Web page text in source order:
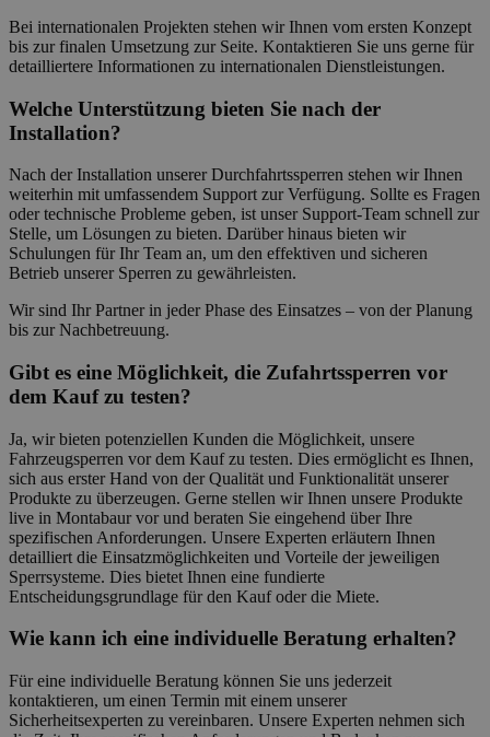
Bei internationalen Projekten stehen wir Ihnen vom ersten Konzept
bis zur finalen Umsetzung zur Seite. Kontaktieren Sie uns gerne für
detailliertere Informationen zu internationalen Dienstleistungen.
Welche Unterstützung bieten Sie nach der
Installation?
Nach der Installation unserer Durchfahrtssperren stehen wir Ihnen
weiterhin mit umfassendem Support zur Verfügung. Sollte es Fragen
oder technische Probleme geben, ist unser Support-Team schnell zur
Stelle, um Lösungen zu bieten. Darüber hinaus bieten wir
Schulungen für Ihr Team an, um den effektiven und sicheren
Betrieb unserer Sperren zu gewährleisten.
Wir sind Ihr Partner in jeder Phase des Einsatzes – von der Planung
bis zur Nachbetreuung.
Gibt es eine Möglichkeit, die Zufahrtssperren vor
dem Kauf zu testen?
Ja, wir bieten potenziellen Kunden die Möglichkeit, unsere
Fahrzeugsperren vor dem Kauf zu testen. Dies ermöglicht es Ihnen,
sich aus erster Hand von der Qualität und Funktionalität unserer
Produkte zu überzeugen. Gerne stellen wir Ihnen unsere Produkte
live in Montabaur vor und beraten Sie eingehend über Ihre
spezifischen Anforderungen. Unsere Experten erläutern Ihnen
detailliert die Einsatzmöglichkeiten und Vorteile der jeweiligen
Sperrsysteme. Dies bietet Ihnen eine fundierte
Entscheidungsgrundlage für den Kauf oder die Miete.
Wie kann ich eine individuelle Beratung erhalten?
Für eine individuelle Beratung können Sie uns jederzeit
kontaktieren, um einen Termin mit einem unserer
Sicherheitsexperten zu vereinbaren. Unsere Experten nehmen sich